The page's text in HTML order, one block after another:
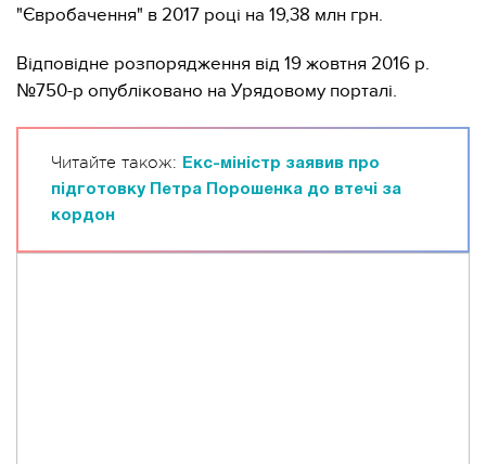
"Євробачення" в 2017 році на 19,38 млн грн.
Відповідне розпорядження від 19 жовтня 2016 р.
№750-р опубліковано на Урядовому порталі.
Читайте також:
Екс-міністр заявив про
підготовку Петра Порошенка до втечі за
кордон